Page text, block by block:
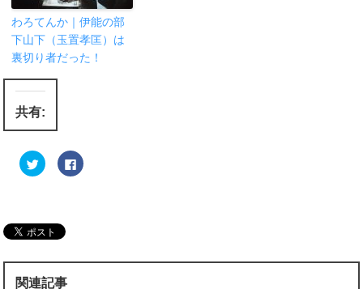
わろてんか｜伊能の部
下山下（玉置孝匡）は
裏切り者だった！
共有:
ク
リ
w
i
e
r
F
a
す
関連記事